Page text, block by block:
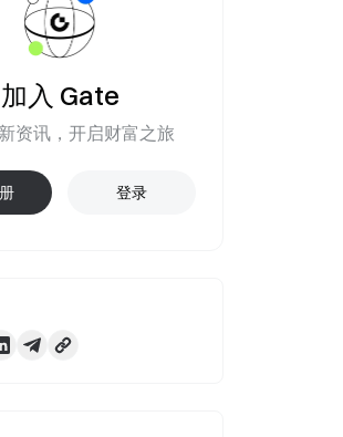
加入 Gate
资讯，开启财富之旅
登录